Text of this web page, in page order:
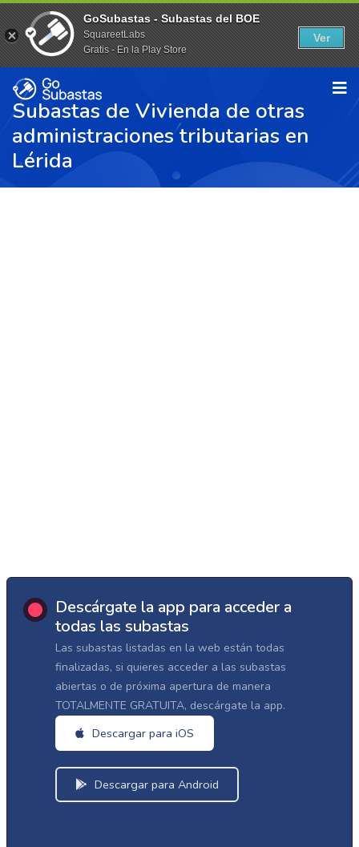
Subastas de Vivienda de otras
administraciones tributarias en
Lérida
Descárgate la app para acceder a
todas las subastas
Las subastas listadas en la web están todas
finalizadas, si quieres acceder a las subastas
abiertas o de próxima apertura de manera
TOTALMENTE GRATUITA, descárgate la app.
Descargar para iOS
Descargar para Android
GoSubastas - Subastas del BOE
SquareetLabs
Gratis - En la Play Store
Ver